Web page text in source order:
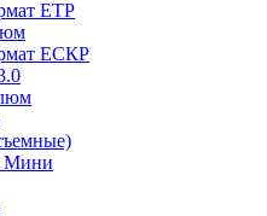
ЕТР
ЕСКР
Мини